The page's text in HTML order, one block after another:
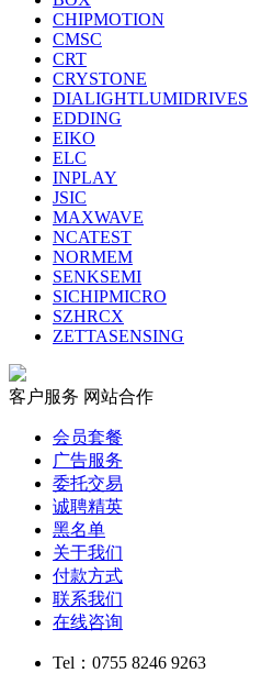
CHIPMOTION
CMSC
CRT
CRYSTONE
DIALIGHTLUMIDRIVES
EDDING
EIKO
ELC
INPLAY
JSIC
MAXWAVE
NCATEST
NORMEM
SENKSEMI
SICHIPMICRO
SZHRCX
ZETTASENSING
客户服务 网站合作
会员套餐
广告服务
委托交易
诚聘精英
黑名单
关于我们
付款方式
联系我们
在线咨询
Tel：0755 8246 9263